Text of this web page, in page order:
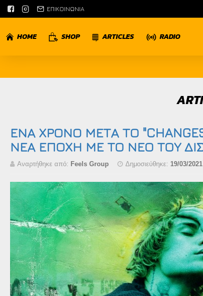
ΕΠΙΚΟΙΝΩΝΙΑ
HOME SHOP ARTICLES RADIO
ΕΝΑ ΧΡΟΝΟ ΜΕΤΑ ΤΟ
ΝΕΑ ΕΠΟΧΗ ΜΕ ΤΟ ΝΕΟ ΤΟΥ
Αναρτήθηκε από: Feels Group Δημοσιεύθηκε: 19/03/2021